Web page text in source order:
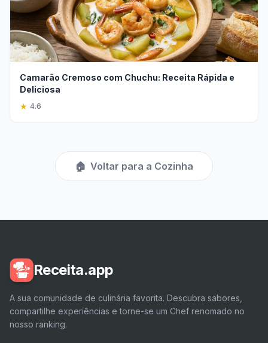
Camarão Cremoso com Chuchu: Receita Rápida e
Deliciosa
★ 4.6
🏠 Voltar para a Cozinha
Receita.app
A sua comunidade de culinária favorita. Descubra sabores,
compartilhe experiências e torne-se um Chef renomado no
nosso ranking.